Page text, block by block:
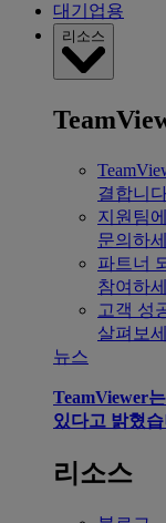
대기업용
리소스
결합니
지원팀
문의하
파트너
참여하
고객 성
살펴보
뉴스
TeamViewer
있다고 밝혔
리소스